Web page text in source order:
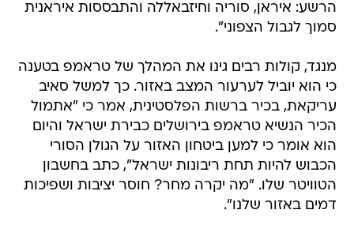
הרשע: איראן, סוריה וחיזבאללה והתבססות איראנית
סמוך לגבול הצפוני".
מנגד, קולות רבים גינו את המהלך של טראמפ בטענה
כי הוא יוביל לערעור המצב באזור. כך למשל סאיב
עריקאת, בכיר ברשות הפלסטינית, אמר כי "אתמול
הכיר הנשיא טראמפ בירושלים כבירת ישראל והיום
הוא אומר כי למען ביטחון האזור על הגולן הסורי
הכבוש להיות תחת ריבונות ישראל", כתב בחשבון
הטוויטר שלו. "מה יקרה מחר? חוסר יציבות ושפיכות
דמים באזור שלנו".